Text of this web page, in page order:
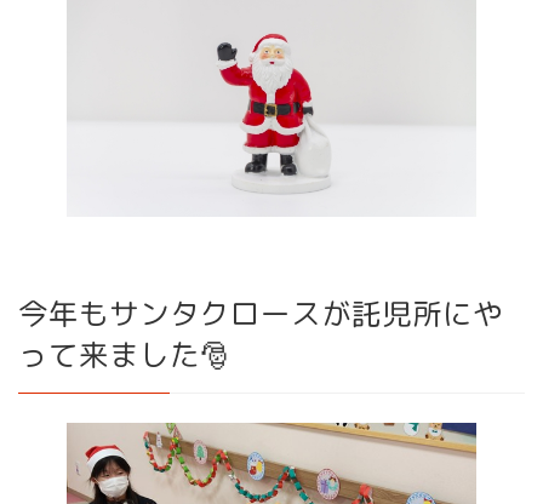
今年もサンタクロースが託児所にや
って来ました🎅